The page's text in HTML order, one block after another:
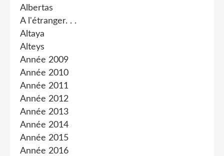
Albertas
A l'étranger. . .
Altaya
Alteys
Année 2009
Année 2010
Année 2011
Année 2012
Année 2013
Année 2014
Année 2015
Année 2016